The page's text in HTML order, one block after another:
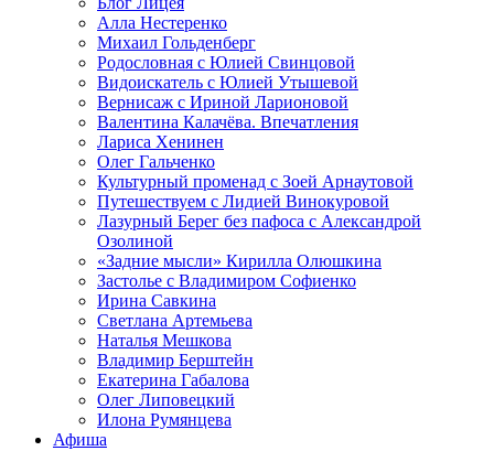
Алла Нестеренко
Михаил Гольденберг
Родословная с Юлией Свинцовой
Видоискатель с Юлией Утышевой
Вернисаж с Ириной Ларионовой
Валентина Калачёва. Впечатления
Лариса Хенинен
Олег Гальченко
Культурный променад с Зоей Арнаутовой
Путешествуем с Лидией Винокуровой
Лазурный Берег без пафоса с Александрой
Озолиной
«Задние мысли» Кирилла Олюшкина
Застолье с Владимиром Софиенко
Ирина Савкина
Светлана Артемьева
Наталья Мешкова
Владимир Берштейн
Екатерина Габалова
Олег Липовецкий
Илона Румянцева
Афиша